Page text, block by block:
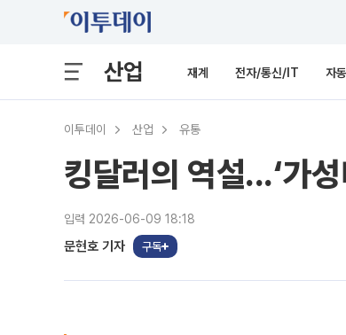
산업 재계 전자/통신/IT 자
이투데이 산업 유통
킹달러의 역설...‘가
입력 2026-06-09 18:18
문현호 기자 구독